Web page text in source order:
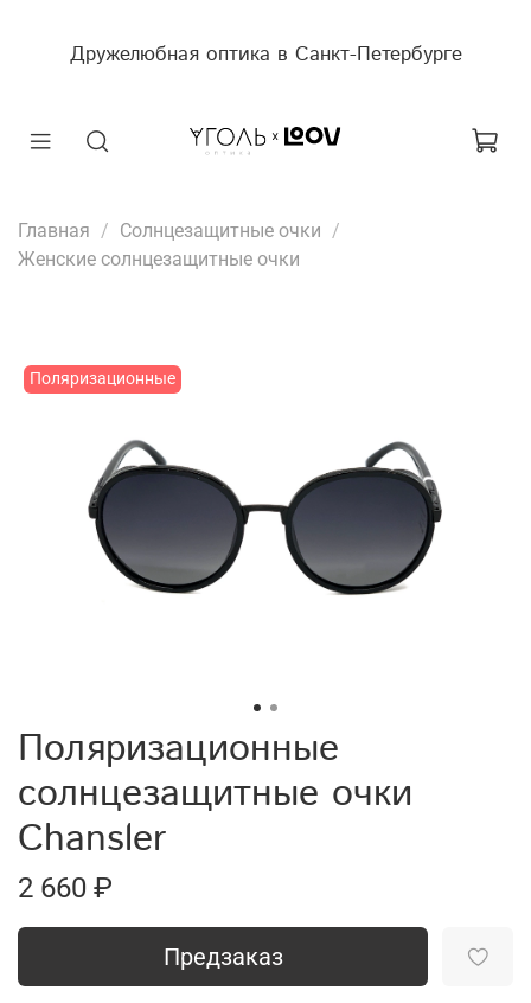
Дружелюбная оптика в Санкт-Петербурге
Главная
Солнцезащитные очки
Женские солнцезащитные очки
Поляризационные
Поляризационные
солнцезащитные очки
Chansler
2 660 ₽
Предзаказ